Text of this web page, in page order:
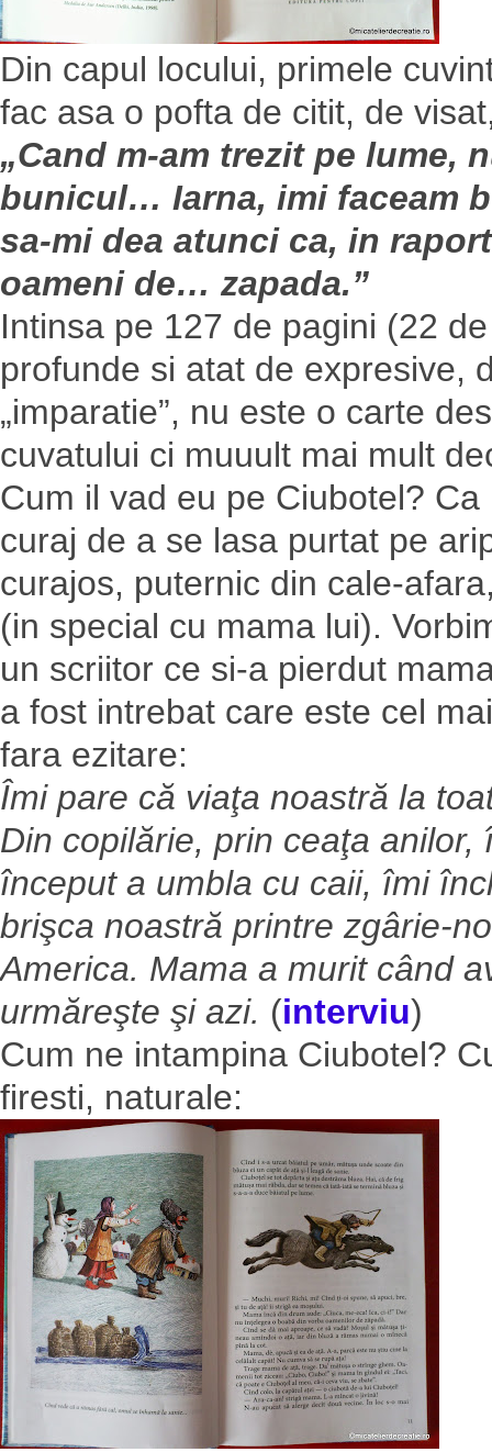
Din capul locului, primele
fac asa o pofta de citit, de
„Cand m-am trezit pe lume,
bunicul… Iarna, imi faceam
sa-mi dea atunci ca, in
oameni de… zapada.”
Intinsa pe 127 de pagini (22
profunde si atat de expresive,
„imparatie”, nu este o carte
cuvatului ci muuult mai mult
Cum il vad eu pe Ciubotel?
curaj de a se lasa purtat pe
curajos, puternic din cale-
(in special cu mama lui).
un scriitor ce si-a pierdut
a fost intrebat care este cel
fara ezitare:
Îmi pare că viaţa noastră la
Din copilărie, prin ceaţa
început a umbla cu caii, îmi
brişca noastră printre zgârie-
America. Mama a murit când
urmăreşte şi azi. (interviu)
Cum ne intampina Ciubotel?
firesti, naturale: